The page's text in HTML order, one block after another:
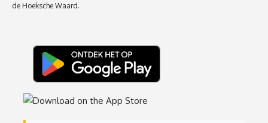
de Hoeksche Waard.